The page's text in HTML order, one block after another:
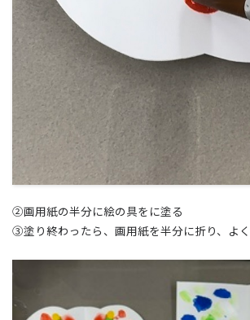
②画用紙の半分に絵の具をに塗る
③塗り終わったら、画用紙を半分に折り、よ